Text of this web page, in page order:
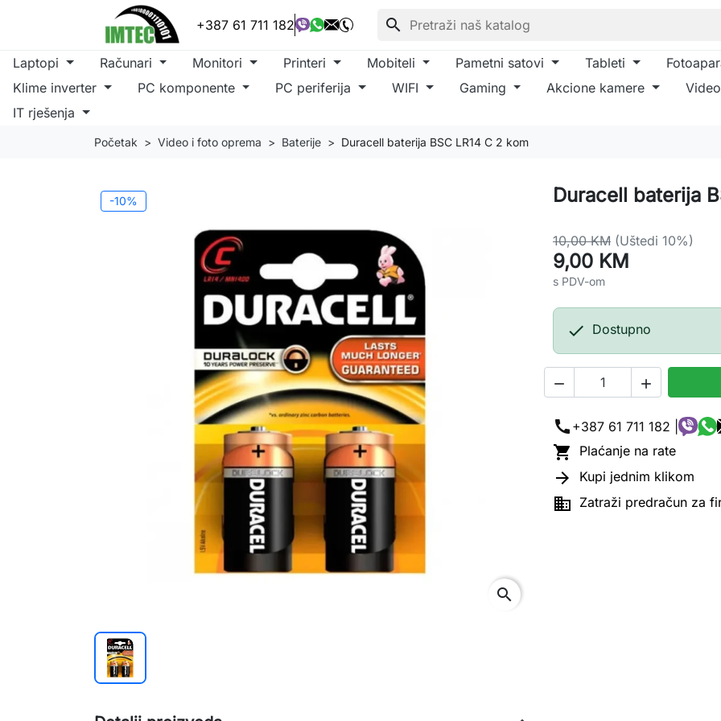
+387 61 711 182 search
Laptopi Računari Monitori Printeri Mobiteli Pametni satovi Tableti
Klime inverter
PC komponente PC periferija WIFI Gaming Akcione kamere
IT rješenja
Početak Video i foto oprema Baterije Duracell baterija BSC LR14 C 2 kom
-10%
search
Duracell baterija
10,00 KM (Uštedi 10%)
9,00 KM
s PDV-om
 Dostupno
 
call +387 61 711 182 |
 Plaćanje na rate
 Kupi jednim klikom
 Zatraži predračun za